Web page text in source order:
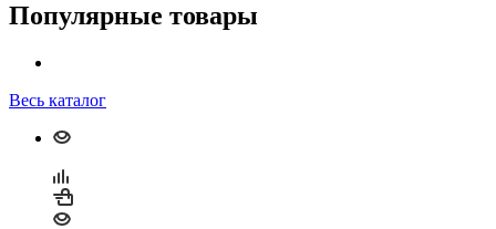
Популярные товары
Весь каталог